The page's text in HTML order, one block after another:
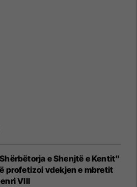
e Shenjtë e Kentit”
profetizoi vdekjen e mbretit
VIII